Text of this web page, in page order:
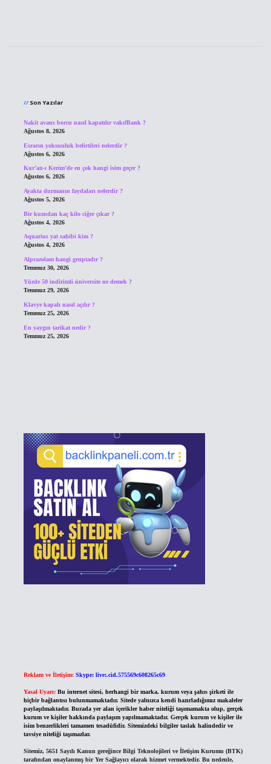
Son Yazılar
Nakit avans borcu nasıl kapatılır vakıfBank ?
Ağustos 8, 2026
Esrarın yoksunluk belirtileri nelerdir ?
Ağustos 6, 2026
Kur’an-ı Kerim’de en çok hangi isim geçer ?
Ağustos 6, 2026
Ayakta durmanın faydaları nelerdir ?
Ağustos 5, 2026
Bir kuzudan kaç kilo ciğer çıkar ?
Ağustos 4, 2026
Aquarius yat sahibi kim ?
Ağustos 4, 2026
Alprazolam hangi gruptadır ?
Temmuz 30, 2026
Yüzde 50 indirimli üniversite ne demek ?
Temmuz 29, 2026
Klavye kapalı nasıl açılır ?
Temmuz 25, 2026
En yaygın tarikat nedir ?
Temmuz 25, 2026
Reklam ve İletişim: Skype: live:.cid.575569c608265c69
Yasal Uyarı: Bu internet sitesi, herhangi bir marka, kurum veya şahıs şirketi ile
hiçbir bağlantısı bulunmamaktadır. Sitede yalnızca kendi hazırladığımız makaleler
paylaşılmaktadır. Burada yer alan içerikler haber niteliği taşımamakta olup, gerçek
kurum ve kişiler hakkında paylaşım yapılmamaktadır. Gerçek kurum ve kişiler ile
isim benzerlikleri tamamen tesadüfidir. Sitemizdeki bilgiler taslak halindedir ve
tavsiye niteliği taşımazlar.
Sitemiz, 5651 Sayılı Kanun gereğince Bilgi Teknolojileri ve İletişim Kurumu (BTK)
tarafından onaylanmış bir Yer Sağlayıcı olarak hizmet vermektedir. Bu nedenle,